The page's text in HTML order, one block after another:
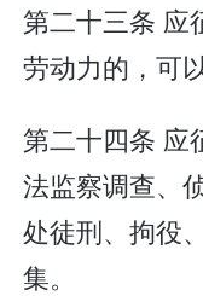
第二十三条 应
劳动力的，可
第二十四条 应
法监察调查、
处徒刑、拘役
集。